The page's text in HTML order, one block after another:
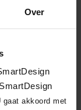
Over
SmartDesign
gaat akkoord met